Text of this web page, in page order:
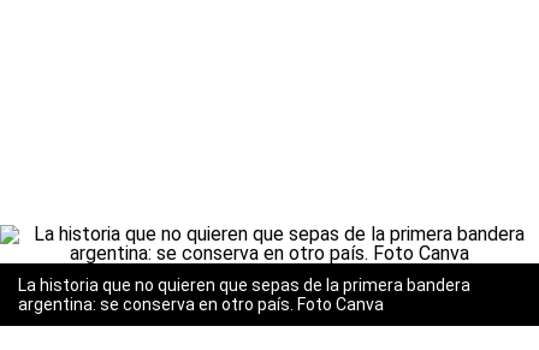
La historia que no quieren que sepas de la primera bandera
argentina: se conserva en otro país. Foto Canva